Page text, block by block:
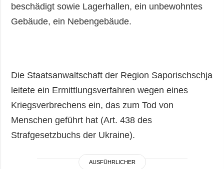
beschädigt sowie Lagerhallen, ein unbewohntes
Gebäude, ein Nebengebäude.
Die Staatsanwaltschaft der Region Saporischschja
leitete ein Ermittlungsverfahren wegen eines
Kriegsverbrechens ein, das zum Tod von
Menschen geführt hat (Art. 438 des
Strafgesetzbuchs der Ukraine).
AUSFÜHRLICHER